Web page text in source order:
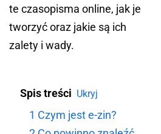
te czasopisma online, jak je
tworzyć oraz jakie są ich
zalety i wady.
Spis treści Ukryj
1 Czym jest e-zin?